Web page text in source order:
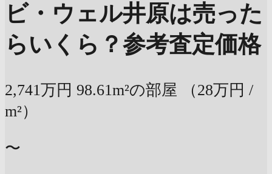
ビ・ウェル井原は売った
らいくら？参考査定価格
2,741万円 98.61m²の部屋
（28万円 /
m²）
〜